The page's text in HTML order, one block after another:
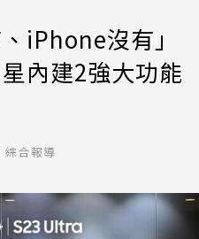
iPhone沒有」
內建2強大功能
綜合報導